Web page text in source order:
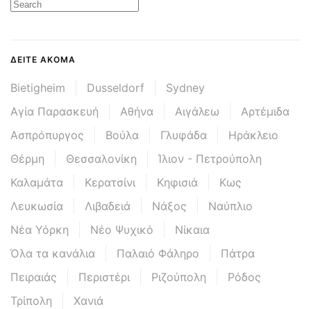
ΔΕΊΤΕ ΑΚΌΜΑ
Bietigheim Dusseldorf
Sydney
Αγία Παρασκευή
Αθήνα Αιγάλεω
Αρτέμιδα
Ασπρόπυργος
Βούλα Γλυφάδα
Ηράκλειο
Θέρμη
Θεσσαλονίκη
Ίλιον - Πετρούπολη
Καλαμάτα
Κερατσίνι Κηφισιά
Κως
Λευκωσία
Λιβαδειά Νάξος
Ναύπλιο
Νέα Υόρκη
Νέο Ψυχικό
Νίκαια
Όλα τα κανάλια
Παλαιό Φάληρο
Πάτρα
Πειραιάς
Περιστέρι Ριζούπολη
Ρόδος
Τρίπολη
Χανιά